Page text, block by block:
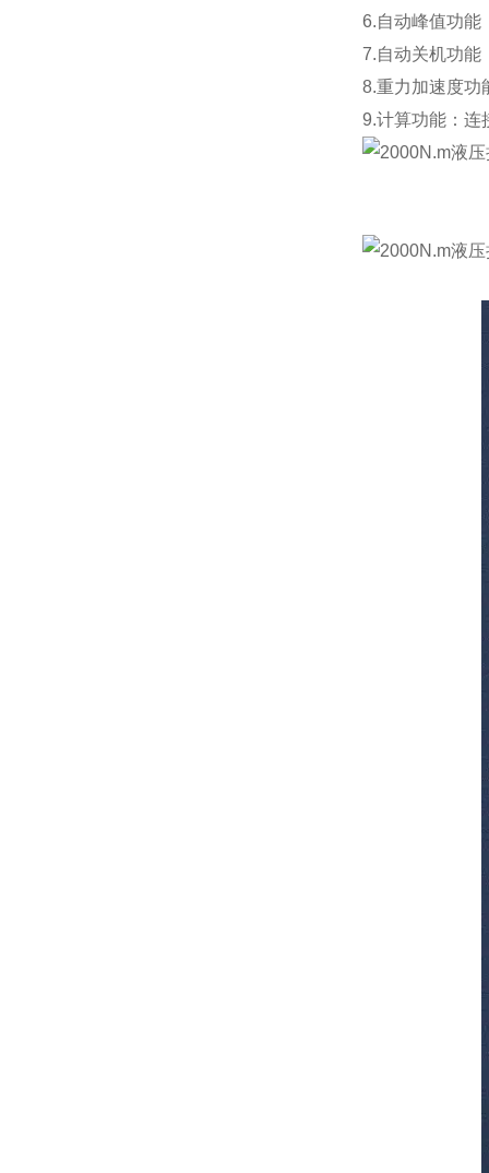
6.自动峰值功能
7.自动关机功能
8.重力加速度功
9.计算功能：连